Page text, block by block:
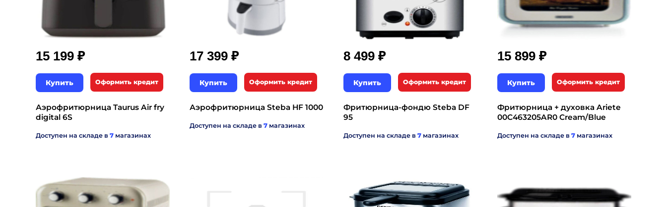
15 199 ₽
Купить Оформить кредит
Аэрофритюрница Taurus Air fry
digital 6S
Доступен на складе в 7 магазинах
17 399 ₽
Купить Оформить кредит
Аэрофритюрница Steba HF 1000
Доступен на складе в 7 магазинах
8 499 ₽
Купить Оформить кредит
Фритюрница-фондю Steba DF
95
Доступен на складе в 7 магазинах
15 899 ₽
Купить Оформить кредит
Фритюрница + духовка Ariete
00C463205AR0 Cream/Blue
Доступен на складе в 7 магазинах